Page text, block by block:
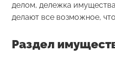
делом, дележка
делают все возможное,
Раздел